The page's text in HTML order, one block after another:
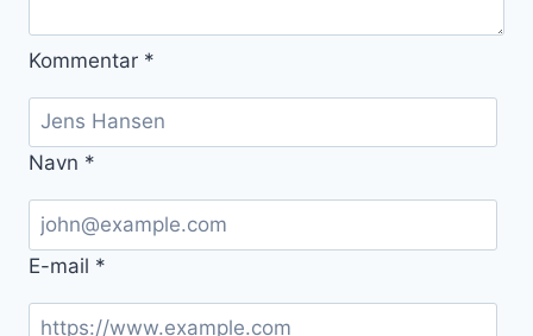
Kommentar *
Navn *
E-mail *